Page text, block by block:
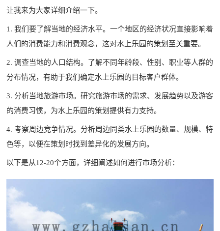
让我来为大家详细介绍一下。
1. 我们要了解当地的经济水平。一个地区的经济状况直接影响着
人们的消费能力和消费观念，这对水上乐园的策划至关重要。
2. 调查当地的人口结构。了解不同年龄段、性别、职业等人群的
分布情况，有助于我们确定水上乐园的目标客户群体。
3. 分析当地旅游市场。研究旅游市场的需求、发展趋势以及游客
的消费习惯，为水上乐园的策划提供有力支持。
4. 考察周边竞争情况。分析周边同类水上乐园的数量、规模、特
色等，以便在策划时找到差异化的发展方向。
以下是从12-20个方面，详细阐述如何进行市场分析：